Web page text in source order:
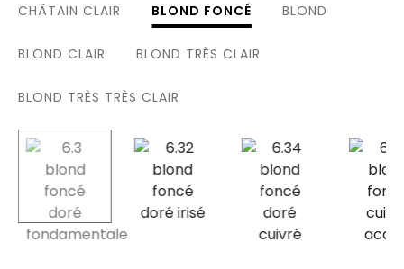
CHÂTAIN CLAIR BLOND FONCÉ BLOND
BLOND CLAIR BLOND TRÈS CLAIR
BLOND TRÈS TRÈS CLAIR
selected